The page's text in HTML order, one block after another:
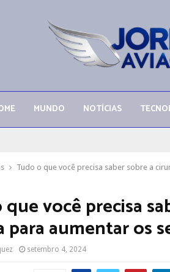
MUNDO NOTÍCIAS
Tudo o que você precisa saber sobre a
você precisa
para aumentar os
setembro 4, 2024